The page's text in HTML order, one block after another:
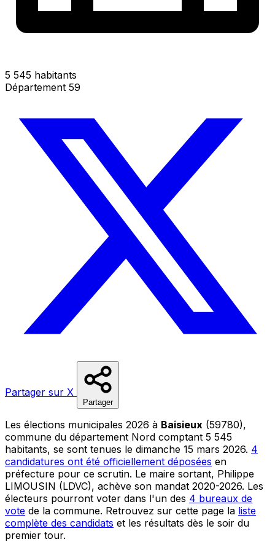
5 545 habitants
Département 59
Partager sur X
Partager
Les élections municipales 2026 à Baisieux (59780),
commune du département Nord comptant 5 545
habitants, se sont tenues le dimanche 15 mars 2026. 4
candidatures ont été officiellement déposées en
préfecture pour ce scrutin. Le maire sortant, Philippe
LIMOUSIN (LDVC), achève son mandat 2020-2026. Les
électeurs pourront voter dans l'un des 4 bureaux de
vote de la commune. Retrouvez sur cette page la liste
complète des candidats et les résultats dès le soir du
premier tour.